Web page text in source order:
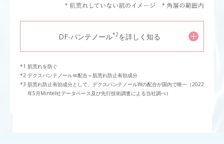
DF-パンテノール*2を詳しく知る
肌荒れを防ぐ
デクスパンテノールＷ配合＝肌荒れ防止有効成分
肌荒れ防止有効成分として、デクスパンテノールWの配合が国内で唯一（2022
年5月Mintel社データベース及び先行技術調査による当社調べ）